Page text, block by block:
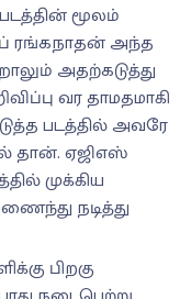
மூலம்
ரங்கநாதன் அந்த
அதற்கடுத்து
வர தாமதமாகி
படத்தில் அவரே
தான். ஏஜிஎஸ்
முக்கிய
நடித்து
பிறகு